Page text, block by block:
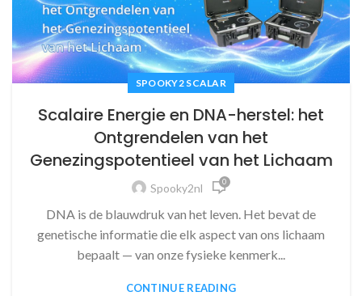
SPOOKY2 SCALAR
Scalaire Energie en DNA-herstel: het
Ontgrendelen van het
Genezingspotentieel van het Lichaam
Spooky2nl 0
DNA is de blauwdruk van het leven. Het bevat de
genetische informatie die elk aspect van ons lichaam
bepaalt — van onze fysieke kenmerk...
CONTINUE READING